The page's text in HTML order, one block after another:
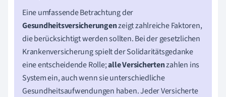
Eine umfassende Betrachtung der
Gesundheitsversicherungenzeigt zahlreiche Faktoren,
die berücksichtigt werden sollten. Bei der gesetzlichen
Krankenversicherung spielt der Solidaritätsgedanke
eine entscheidende Rolle;alle Versichertenzahlen ins
System ein, auch wenn sie unterschiedliche
Gesundheitsaufwendungen haben. Jeder Versicherte